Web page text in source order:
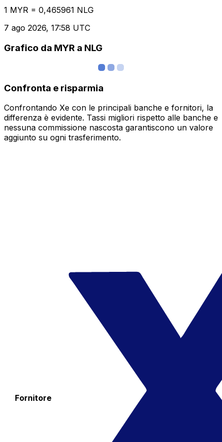
1 MYR = 0,465961 NLG
7 ago 2026, 17:58 UTC
Grafico da MYR a NLG
Confronta e risparmia
Confrontando Xe con le principali banche e fornitori, la
differenza è evidente. Tassi migliori rispetto alle banche e
nessuna commissione nascosta garantiscono un valore
aggiunto su ogni trasferimento.
Fornitore